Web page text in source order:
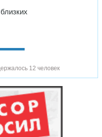
12 человек